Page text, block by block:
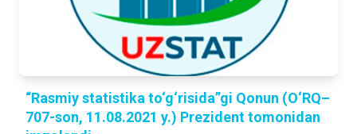
“Rasmiy statistika to‘g‘risida”gi Qonun (O‘RQ–
707-son, 11.08.2021 y.) Prezident tomonidan